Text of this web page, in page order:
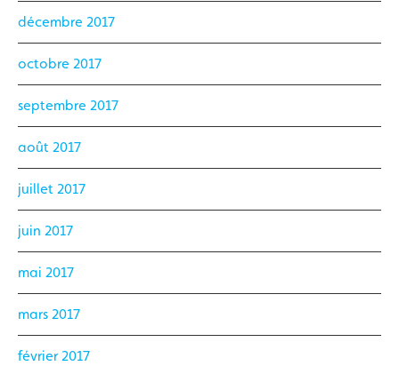
décembre 2017
octobre 2017
septembre 2017
août 2017
juillet 2017
juin 2017
mai 2017
mars 2017
février 2017